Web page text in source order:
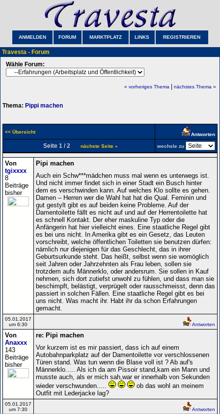
ANMELDEN FORUM MARKTPLATZ LINKS REGISTRIEREN
Travesta - Forum
Wähle Forum:
« vorheriges Thema nächstes Thema »
Thema: Pippi machen
<< Übersicht Antworten
Seite 1 / 2 nächste Seite » wechsle zu
Von
tgixxxx
8
Beiträge
bisher
Pipi machen
Auch ein Schw***mädchen muss mal wenn es unterwegs ist.
Und nicht immer findet sich in einer Stadt ein Busch hinter
dem es verschwinden kann. Auf welches Klo sollte es gehen.
Damen – Herren wer die Wahl hat hat die Qual. Feminin und
gut gestylt gibt es auf beiden keine Probleme. Auf der
Damentoilette fällt es nicht auf und auf der Herrentoilette hat
es schnell Kontakt. Der eher maskuline Typ oder die
Anfängerin hat hier vielleicht eines. Eine staatliche Regel gibt
es bei uns nicht. In Amerika gibt es ein Gesetz, das Leuten
vorschreibt, welche öffentlichen Toiletten sie benutzen dürfen:
nämlich nur diejenigen für das Geschlecht, das in ihrer
Geburtsurkunde steht. Das heißt, selbst wenn sie womöglich
seit Jahren oder Jahrzehnten als Frau leben, sollen sie
trotzdem aufs Männerklo, oder andersrum. Sie sollen in Kauf
nehmen, sich dort zutiefst unwohl zu fühlen, und dass man sie
beschimpft, belästigt, verprügelt oder rausschmeisst, denn das
passiert in solchen Fällen. Eine staatliche Regel gibt es bei
uns nicht. Was macht ihr. Habt ihr da schon Erfahrungen
gemacht.
05.01.2017
um 6:30
Antworten
Von
Anaxxx
143
Beiträge
bisher
re: Pipi machen
Vor kurzem ist es mir passiert, dass ich auf einem
Autobahnparkplatz auf der Damentoilette vor verschlossenen
Türen stand. Was tun wenn die Blase voll ist ? Ab auf's
Männerklo..... Als ich da am Pissoir stand,kam ein Mann und
musste auch, als er mich sah,war er innerhalb von Sekunden
wieder verschwunden.....
ob das wohl an meinem
Outfit mit Lederjacke lag?
05.01.2017
um 7:30
Antworten